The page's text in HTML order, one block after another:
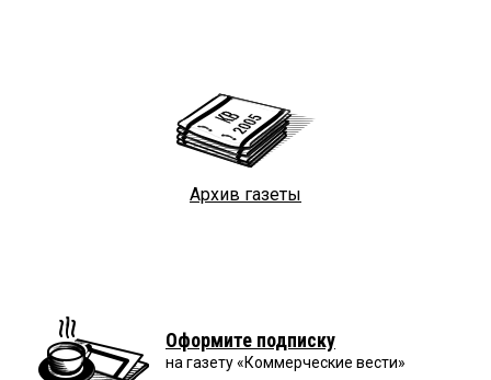
Архив газеты
Оформите подписку
на газету «Коммерческие вести»